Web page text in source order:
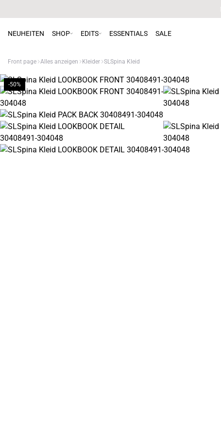
NEUHEITEN SHOP EDITS ESSENTIALS SALE
Front page Alles anzeigen Kleider SLSpina Kleid
-50%